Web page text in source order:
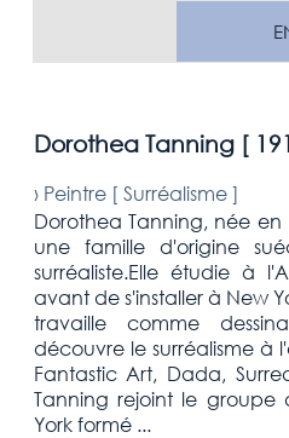
Dorothea Tanning [
› Peintre [ Surréalisme]
Dorothea Tanning, née
une famille d'origine
surréaliste.Elle étudie à
avant de s'installer à New
travaille comme
découvre le surréalisme à
Fantastic Art, Dada,
Tanning rejoint le groupe
York formé ...